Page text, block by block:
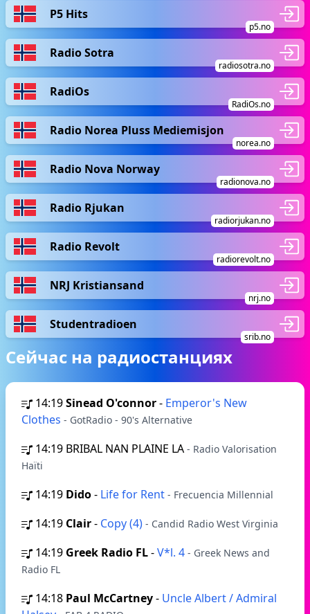
P5 Hits
p5.no
Radio Sotra
radiosotra.no
RadiOs
RadiOs.no
Radio Norea Pluss Mediemisjon
norea.no
Radio Nova Norway
radionova.no
Radio Rjukan
radiorjukan.no
Radio Revolt
radiorevolt.no
NRJ Kristiansand
nrj.no
Studentradioen
srib.no
Сейчас на радиостанциях
14:19Sinead O'connor- Emperor's New
Clothes - GotRadio - 90's Alternative
14:19 BRIBAL NAN PLAINE LA - Radio Valorisation
Haïti
14:19 Dido- Life for Rent - Frecuencia Millennial
14:19 Clair- Copy (4) - Candid Radio West Virginia
14:19 Greek Radio FL-V*l. 4 - Greek News and
Radio FL
14:18 Paul McCartney- Uncle Albert / Admiral